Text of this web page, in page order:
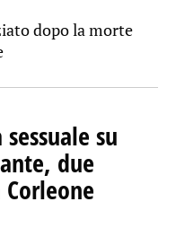
dopo la morte
su
due